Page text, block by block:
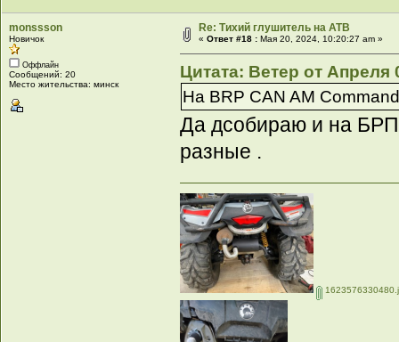
monssson
Новичок
Оффлайн
Сообщений: 20
Место жительства: минск
Re: Тихий глушитель на АТВ
«Ответ #18 : Мая 20, 2024, 10:20:27 am »
Цитата: Ветер от Апреля
На BRP CAN AM
Да дсобираю и на
разные .